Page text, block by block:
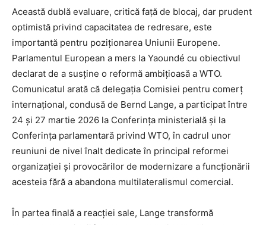
Această dublă evaluare, critică față de blocaj, dar prudent
optimistă privind capacitatea de redresare, este
importantă pentru poziționarea Uniunii Europene.
Parlamentul European a mers la Yaoundé cu obiectivul
declarat de a susține o reformă ambițioasă a WTO.
Comunicatul arată că delegația Comisiei pentru comerț
internațional, condusă de Bernd Lange, a participat între
24 și 27 martie 2026 la Conferința ministerială și la
Conferința parlamentară privind WTO, în cadrul unor
reuniuni de nivel înalt dedicate în principal reformei
organizației și provocărilor de modernizare a funcționării
acesteia fără a abandona multilateralismul comercial.
În partea finală a reacției sale, Lange transformă